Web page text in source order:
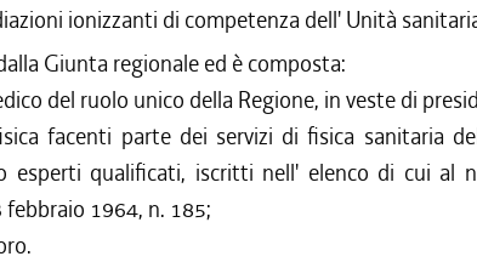
ionizzanti di competenza dell' Unità
Giunta regionale ed è composta:
del ruolo unico della Regione, in veste di
facenti parte dei servizi di fisica sanitaria
esperti qualificati, iscritti nell' elenco di cui al
1964, n. 185;